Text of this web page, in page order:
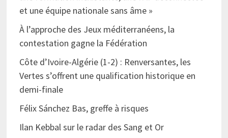
et une équipe nationale sans âme »
À l’approche des Jeux méditerranéens, la
contestation gagne la Fédération
Côte d’Ivoire-Algérie (1-2) : Renversantes, les
Vertes s’offrent une qualification historique en
demi-finale
Félix Sánchez Bas, greffe à risques
Ilan Kebbal sur le radar des Sang et Or